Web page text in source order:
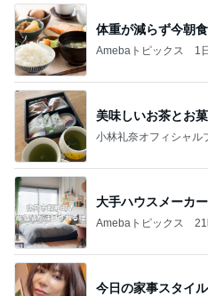
体重が減らず今朝
Amebaトピックス 1
美味しいお茶とお
小林礼奈オフィシャル
大手ハウスメーカ
Amebaトピックス
今日の家事スタイル